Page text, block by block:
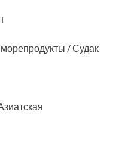
/ Судак